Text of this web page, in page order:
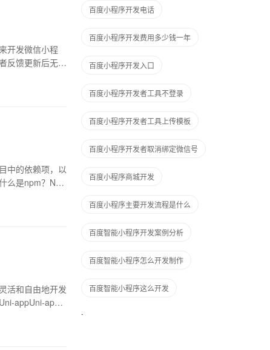
开发微信小程
反馈更新后无法
中的依赖项，以
么是npm？Np
活和自由地开发
appUni-app
百度小程序开发电话
百度小程序开发费用多少钱一年
百度小程序开发入口
百度小程序开发者工具不登录
百度小程序开发者工具上传模板
百度小程序开发者取消绑定微信号
百度小程序商城开发
百度小程序主要开发流程是什么
百度智能小程序开发案例分析
百度智能小程序怎么开发制作
百度智能小程序这么开发